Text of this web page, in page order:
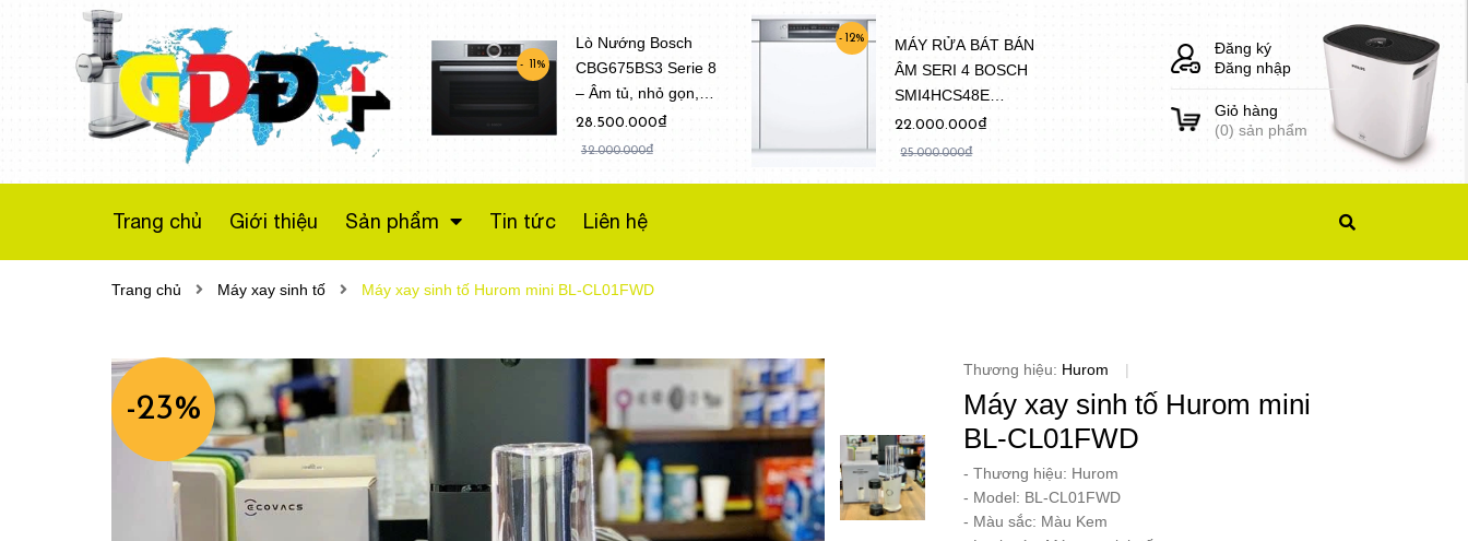
Máy sấy bơm nhiệt
Bosch WTX87M20
Series 8
Liên hệ
11%
Lò Nướng Bosch
CBG675BS3 Serie 8
– Âm tủ, nhỏ gọn,
Dung tích 47 Lít
28.500.000₫
32.000.000₫
12%
MÁY RỬA BÁT BÁN
ÂM SERI 4 BOSCH
SMI4HCS48E
(Model 2021)
22.000.000₫
25.000.000₫
Đăng ký
Đăng nhập
Giỏ hàng
(0) sản phẩm
Trang chủ Giới thiệu Sản phẩm Tin tức Liên hệ
Trang chủ Máy xay sinh tố Máy xay sinh tố Hurom mini BL-CL01FWD
-23%
Thương hiệu: Hurom |
Máy xay sinh tố Hurom mini
BL-CL01FWD
- Thương hiệu: Hurom
- Model: BL-CL01FWD
- Màu sắc: Màu Kem